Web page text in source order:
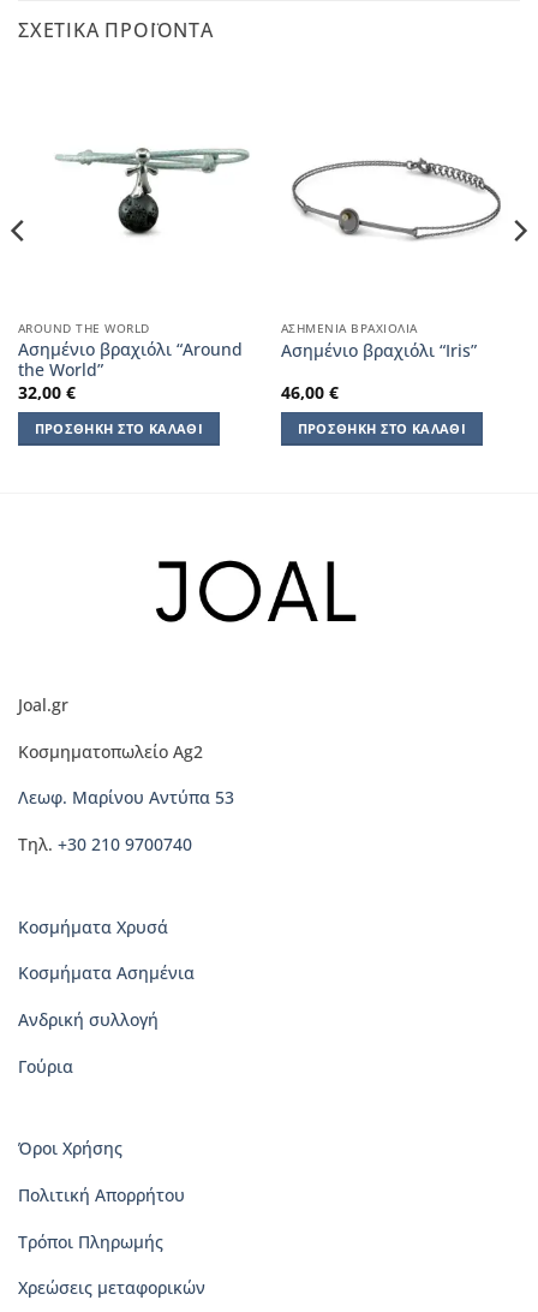
ΣΧΕΤΙΚΆ ΠΡΟΪΌΝΤΑ
AROUND THE WORLD
Ασημένιο βραχιόλι “Around
the World”
32,00 €
ΠΡΟΣΘΉΚΗ ΣΤΟ ΚΑΛΆΘΙ
ΑΣΗΜΈΝΙΑ ΒΡΑΧΙΌΛΙΑ
Aσημένιο βραχιόλι “Iris”
46,00 €
ΠΡΟΣΘΉΚΗ ΣΤΟ ΚΑΛΆΘΙ
Joal.gr
Κοσμηματοπωλείο Ag2
Λεωφ. Μαρίνου Αντύπα 53
Τηλ. +30 210 9700740
Κοσμήματα Χρυσά
Κοσμήματα Ασημένια
Ανδρική συλλογή
Γούρια
Όροι Χρήσης
Πολιτική Απορρήτου
Τρόποι Πληρωμής
Χρεώσεις μεταφορικών